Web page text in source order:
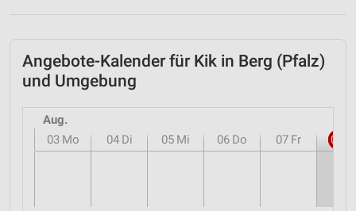
Angebote-Kalender für Kik in Berg (Pfalz)
und Umgebung
Aug.
03 Mo 04 Di 05 Mi 06 Do 07 Fr 08